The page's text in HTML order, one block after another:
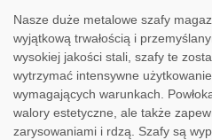
Nasze duże metalowe szafy
wyjątkową trwałością i
wysokiej jakości stali, szafy te
wytrzymać intensywne
wymagających warunkach.
walory estetyczne, ale także
zarysowaniami i rdzą. Szafy są